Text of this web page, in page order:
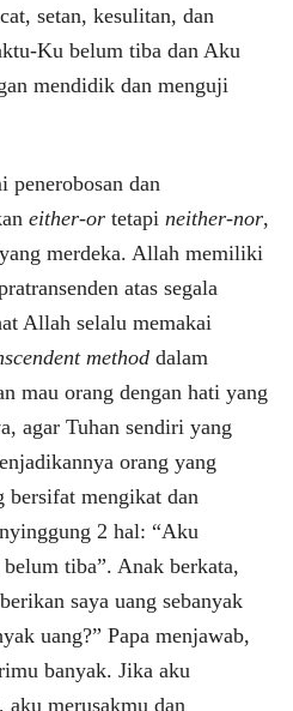
setan, kesulitan, dan
Ku belum tiba dan Aku
mendidik dan menguji
penerobosan dan
either-ortetapi neither-nor,
merdeka. Allah memiliki
atas segala
Allah selalu memakai
method dalam
mau orang dengan hati yang
agar Tuhan sendiri yang
orang yang
bersifat mengikat dan
2 hal: “Aku
tiba”. Anak berkata,
saya uang sebanyak
uang?” Papa menjawab,
banyak. Jika aku
aku merusakmu dan